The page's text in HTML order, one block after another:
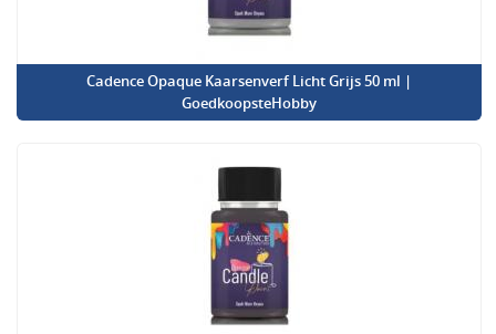
Cadence Opaque Kaarsenverf Licht Grijs 50 ml |
GoedkoopsteHobby